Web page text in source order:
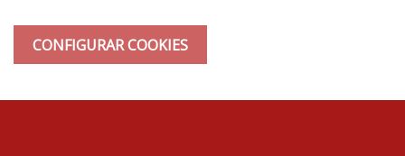
CONFIGURAR COOKIES